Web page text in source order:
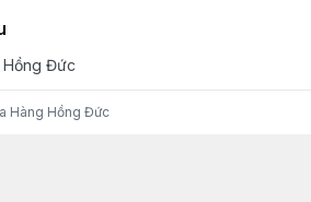
Hồng Đức
Hàng Hồng Đức